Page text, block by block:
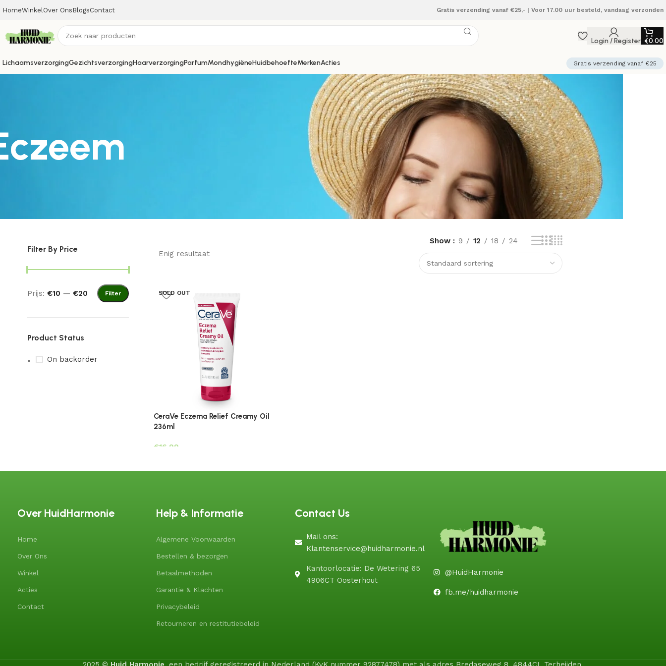
HomeWinkel Over Ons BlogsContact Gratis verzending vanaf €25,- | Voor 17.00 uur besteld, vandaag verzonden
Login / Register €0.00
LichaamsverzorgingGezichtsverzorgingHaarverzorgingParfumMondhygiëneHuidbehoefteMerkenActies Gratis verzending vanaf €25
Filter By Price
Filter
Prijs: €10 — €20
Product Status
On backorder
Enig resultaat
Show 9 12 18 24
SOLD OUT
CeraVe Eczema Relief Creamy Oil
236ml
€
Over HuidHarmonie
Home
Over Ons
Winkel
Acties
Contact
Help & Informatie
Algemene Voorwaarden
Bestellen & bezorgen
Betaalmethoden
Garantie & Klachten
Privacybeleid
Retourneren en restitutiebeleid
Contact Us
Mail ons:
Klantenservice@huidharmonie.nl
Kantoorlocatie: De Wetering 65
4906CT Oosterhout
@HuidHarmonie
fb.me/huidharmonie